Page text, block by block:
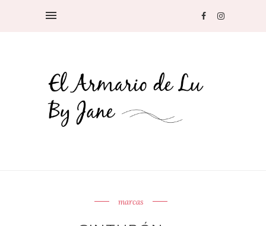
marcas